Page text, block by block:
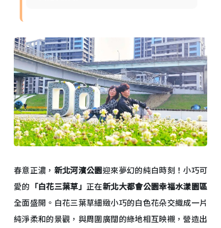
春意正濃， 新北河濱公園迎來夢幻的純白時刻！小巧可
愛的 「白花三葉草」 正在新北大都會公園幸福水漾園區
全面盛開。白花三葉草細緻小巧的白色花朵交織成一片
純淨柔和的景觀，與周圍廣闊的綠地相互映襯，營造出